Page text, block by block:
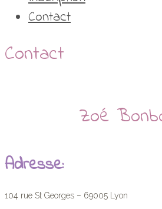
Contact
Contact
Zoé
Adresse:
104 rue St Georges – 69005 Lyon